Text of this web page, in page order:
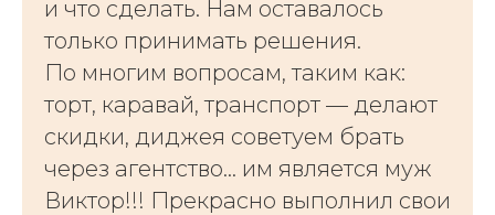
и что сделать. Нам оставалось
только принимать решения.
По многим вопросам, таким как:
торт, каравай, транспорт — делают
скидки, диджея советуем брать
через агентство… им является муж
Виктор!!! Прекрасно выполнил свои